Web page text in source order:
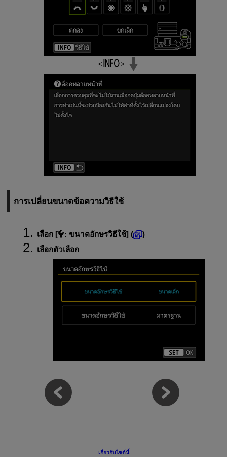
การเปลี่ยนขนาดข้อความวิธีใช้
เลือก [ : ขนาดอักษรวิธีใช้] (
)
เลือกตัวเลือก
เกี่ยวกับไซต์นี้